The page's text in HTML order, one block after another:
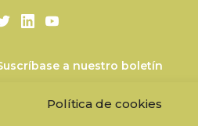
Política de cookies
TwitterLinkedIn
Youtube
a nuestro boletín
Contactar con el equipo